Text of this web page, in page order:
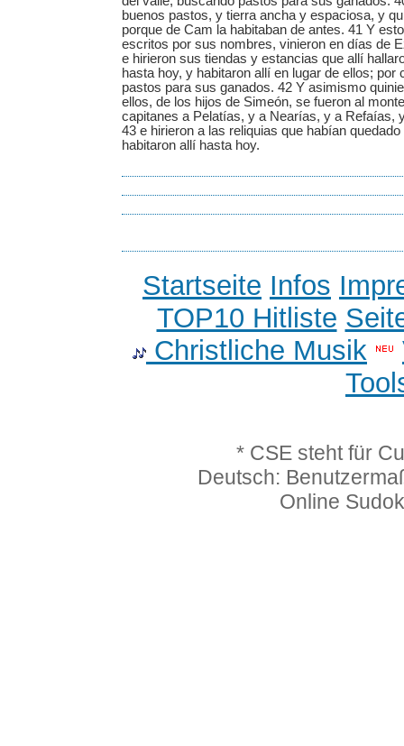
buenos pastos, y tierra ancha y espaciosa, y
porque de Cam la habitaban de antes. 41 Y
escritos por sus nombres, vinieron en días de
e hirieron sus tiendas y estancias que allí
hasta hoy, y habitaron allí en lugar de ellos; por
pastos para sus ganados. 42 Y asimismo
ellos, de los hijos de Simeón, se fueron al
capitanes a Pelatías, y a Nearías, y a Refaías,
43 e hirieron a las reliquias que habían
habitaron allí hasta hoy.
Startseite Infos
TOP10 Hitliste
Christliche Musik
* CSE steht für
Deutsch:
Online